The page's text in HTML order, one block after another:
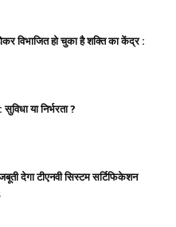
विभाजित हो चुका है शक्ति का केंद्र :
या निर्भरता ?
देगा टीएनवी सिस्टम सर्टिफिकेशन